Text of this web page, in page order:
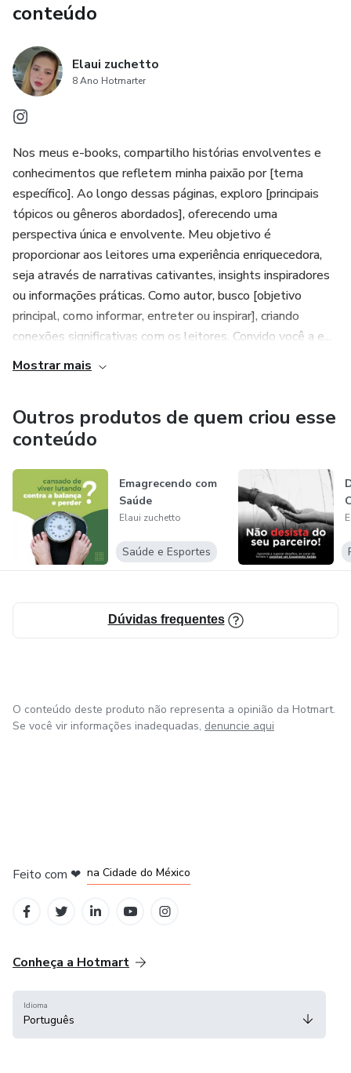
conteúdo
Elaui zuchetto
8 Ano Hotmarter
Nos meus e-books, compartilho histórias envolventes e
conhecimentos que refletem minha paixão por [tema
específico]. Ao longo dessas páginas, exploro [principais
tópicos ou gêneros abordados], oferecendo uma
perspectiva única e envolvente. Meu objetivo é
proporcionar aos leitores uma experiência enriquecedora,
seja através de narrativas cativantes, insights inspiradores
ou informações práticas. Como autor, busco [objetivo
principal, como informar, entreter ou inspirar], criando
conexões significativas com os leitores. Convido você a e...
Mostrar mais
Outros produtos de quem criou esse
conteúdo
Emagrecendo com
Saúde
Elaui zuchetto
Saúde e Esportes
Dúvidas frequentes
O conteúdo deste produto não representa a opinião da Hotmart.
Se você vir informações inadequadas, denuncie aqui
Feito com ❤ na Cidade do México
Conheça a Hotmart
Idioma
Português